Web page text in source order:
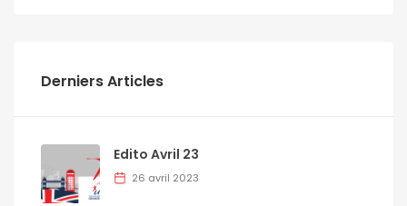
Derniers Articles
Edito Avril 23
26 avril 2023